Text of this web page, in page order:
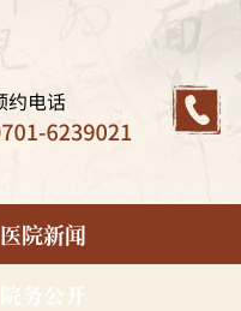
医院新闻
院务公开